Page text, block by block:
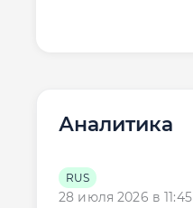
Аналитика
RUS
28 июля 2026 в 11:45